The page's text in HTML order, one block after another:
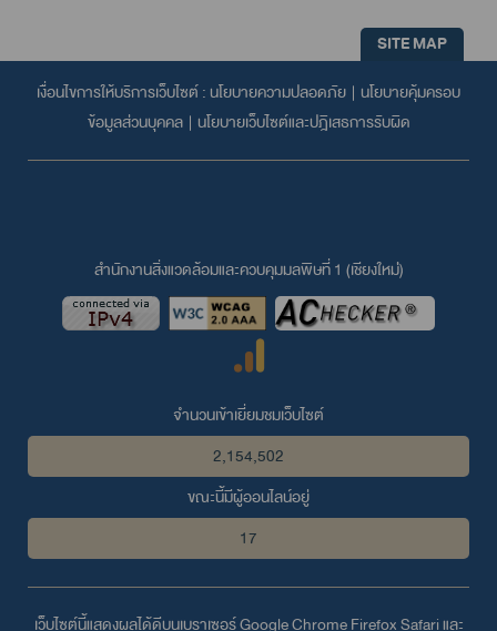
SITE MAP
เงื่อนไขการให้บริการเว็บไซต์ : นโยบายความปลอดภัย | นโยบายคุ้มครอบ
ข้อมูลส่วนบุคคล| นโยบายเว็บไซต์และปฎิเสธการรับผิด
สำนักงานสิ่งแวดล้อมและควบคุมมลพิษที่ 1 (เชียงใหม่่)
จำนวนเข้าเยี่ยมชมเว็บไซต์
2,154,502
ขณะนี้มีผู้ออนไลน์อยู่
17
เว็บไซต์นี้แสดงผลได้ดีบนเบราเซอร์Google ChromeFirefoxSafariและ